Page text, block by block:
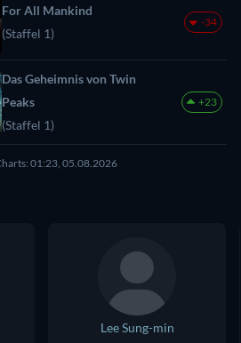
For All Mankind
(Staffel 1)
-34
Das Geheimnis von Twin
Peaks
(Staffel 1)
+23
01:23, 05.08.2026
Lee Sung-min